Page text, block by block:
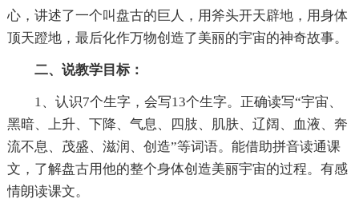
心，讲述了一个叫盘古的巨人，用斧头开天辟地，用身体
顶天蹬地，最后化作万物创造了美丽的宇宙的神奇故事。
二、说教学目标：
1、认识7个生字，会写13个生字。正确读写“宇宙、
黑暗、上升、下降、气息、四肢、肌肤、辽阔、血液、奔
流不息、茂盛、滋润、创造”等词语。能借助拼音读通课
文，了解盘古用他的整个身体创造美丽宇宙的过程。有感
情朗读课文。